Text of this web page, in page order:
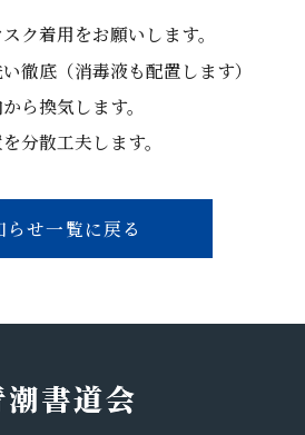
ク着用をお願いします。
徹底（消毒液も配置します）
ら換気します。
分散工夫します。
らせ一覧に戻る